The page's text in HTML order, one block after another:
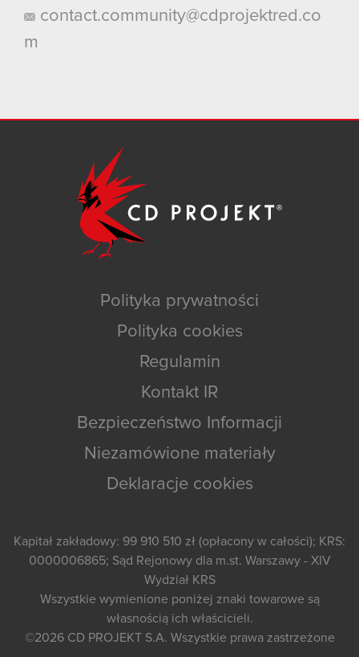
contact.community@cdprojektred.co
m
Polityka prywatności
Polityka cookies
Regulamin
Kontakt IR
Bezpieczeństwo Informacji
Niezamówione materiały
Deklaracje cookies
Kapitał zakładowy: 99 910 510 zł (opłacony w całości); KRS:
0000006865; Sąd Rejonowy dla m.st. Warszawy - XIV
Wydział KRS
Wszystkie wymienione poniżej znaki towarowe są
własnością ich właścicieli.
©2026 CD PROJEKT S.A. Wszystkie prawa zastrzeżone